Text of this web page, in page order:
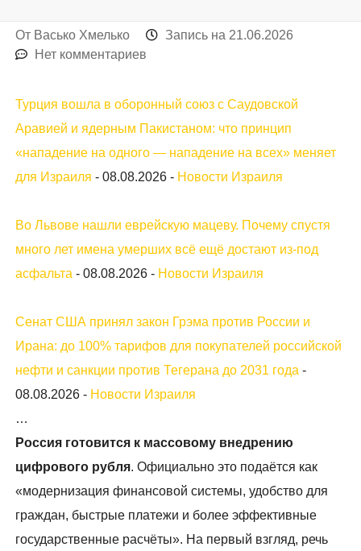
От Васько Хмелько Запись на 21.06.2026
Нет комментариев
Турция вошла в оборонный союз с Саудовской
Аравией и ядерным Пакистаном: что принцип
«нападение на одного — нападение на всех» меняет
для Израиля -08.08.2026 - Новости Израиля
Во Львове нашли еврейскую мацеву. Почему спустя
много лет имена умерших всё ещё достают из-под
асфальта -08.08.2026 - Новости Израиля
Сенат США принял закон Грэма против России и
Ирана: до 100% тарифов для покупателей российской
нефти и санкции против Тегерана до 2031 года -
08.08.2026 - Новости Израиля
…
Россия готовится к массовому внедрению
цифрового рубля. Официально это подаётся как
«модернизация финансовой системы, удобство для
граждан, быстрые платежи и более эффективные
государственные расчёты». На первый взгляд, речь